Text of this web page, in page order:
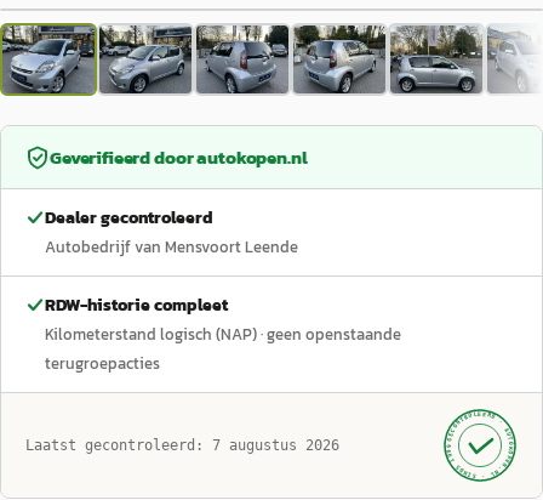
Geverifieerd doorautokopen.nl
Dealer gecontroleerd
Autobedrijf van Mensvoort Leende
RDW-historie compleet
Kilometerstand logisch (NAP)· geen openstaande
terugroepacties
Laatst gecontroleerd: 7 augustus 2026 GECONTROLEERD ·
AUTOKOPEN.NL
· SINDS 1999 ·